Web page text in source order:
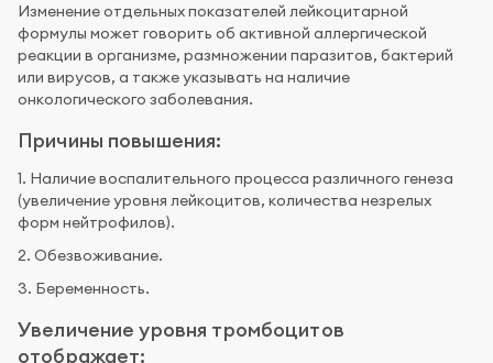
Изменение отдельных показателей лейкоцитарной
формулы может говорить об активной аллергической
реакции в организме, размножении паразитов, бактерий
или вирусов, а также указывать на наличие
онкологического заболевания.
Причины повышения:
1. Наличие воспалительного процесса различного генеза
(увеличение уровня лейкоцитов, количества незрелых
форм нейтрофилов).
2. Обезвоживание.
3. Беременность.
Увеличение уровня тромбоцитов
отображает: